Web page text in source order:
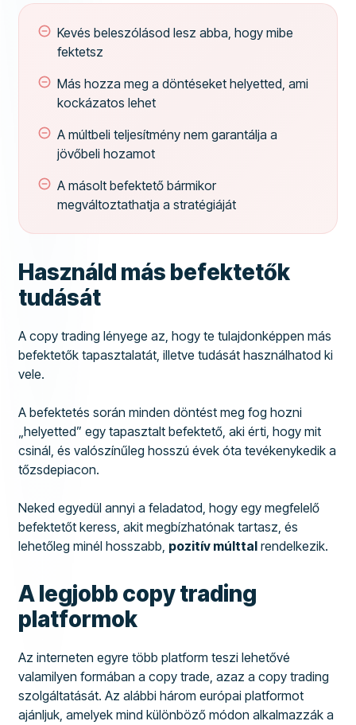
Kevés beleszólásod lesz abba, hogy mibe
fektetsz
Más hozza meg a döntéseket helyetted, ami
kockázatos lehet
A múltbeli teljesítmény nem garantálja a
jövőbeli hozamot
A másolt befektető bármikor
megváltoztathatja a stratégiáját
Használd más befektetők
tudását
A copy trading lényege az, hogy te tulajdonképpen más
befektetők tapasztalatát, illetve tudását használhatod ki
vele.
A befektetés során minden döntést meg fog hozni
„helyetted” egy tapasztalt befektető, aki érti, hogy mit
csinál, és valószínűleg hosszú évek óta tevékenykedik a
tőzsdepiacon.
Neked egyedül annyi a feladatod, hogy egy megfelelő
befektetőt keress, akit megbízhatónak tartasz, és
lehetőleg minél hosszabb, pozitív múlttal rendelkezik.
A legjobb copy trading
platformok
Az interneten egyre több platform teszi lehetővé
valamilyen formában a copy trade, azaz a copy trading
szolgáltatását. Az alábbi három európai platformot
ajánljuk, amelyek mind különböző módon alkalmazzák a